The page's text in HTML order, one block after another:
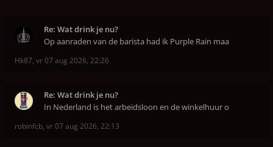
Re: Wat drink je nu?
Op aanraden van de barista had ik Purple Rain maa
Hk87, vr 07 aug 2026, 22:26
Re: Wat drink je nu?
In Nederland is het arbeidsloon en de winkelhuur o
robinfcb, vr 07 aug 2026, 22:13